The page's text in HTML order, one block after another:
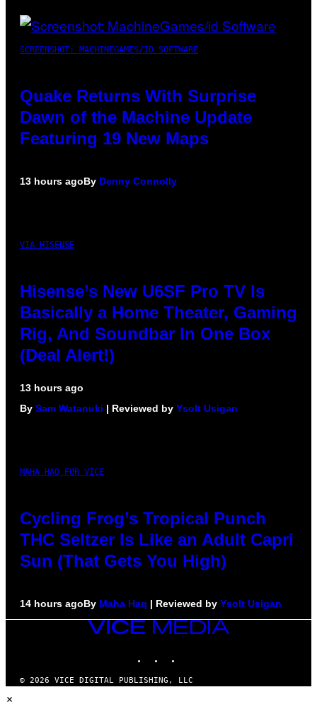
SCREENSHOT: MACHINEGAMES/ID SOFTWARE
Quake Returns With Surprise
Dawn of the Machine Update
Featuring 19 New Maps
13 hours agoBy Denny Connolly
VIA HISENSE
Hisense’s New U6SF Pro TV Is
Basically a Home Theater, Gaming
Rig, And Soundbar In One Box
(Deal Alert!)
13 hours ago
By Sam Watanuki | Reviewed by Ysolt Usigan
MAHA HAQ FOR VICE
Cycling Frog’s Tropical Punch
THC Seltzer Is Like an Adult Capri
Sun (That Gets You High)
14 hours agoBy Maha Haq | Reviewed by Ysolt Usigan
VICE
© 2026 VICE DIGITAL PUBLISHING, LLC
×